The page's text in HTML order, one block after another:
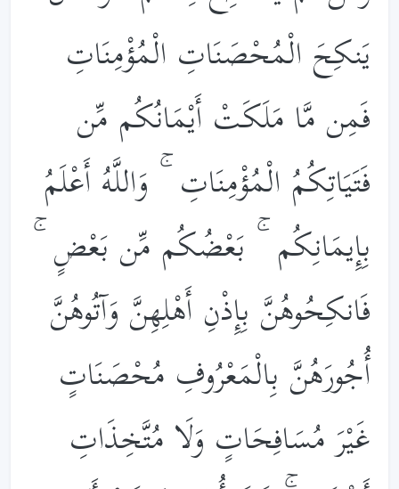
يَنكِحَ الْمُحْصَنَاتِ الْمُؤْمِنَاتِ
فَمِن مَّا مَلَكَتْ أَيْمَانُكُم مِّن
فَتَيَاتِكُمُ الْمُؤْمِنَاتِ ۚ وَاللَّهُ أَعْلَمُ
بِإِيمَانِكُم ۚ بَعْضُكُم مِّن بَعْضٍ ۚ
فَانكِحُوهُنَّ بِإِذْنِ أَهْلِهِنَّ وَآتُوهُنَّ
أُجُورَهُنَّ بِالْمَعْرُوفِ مُحْصَنَاتٍ
غَيْرَ مُسَافِحَاتٍ وَلَا مُتَّخِذَاتِ